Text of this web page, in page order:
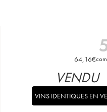
64,16€
VENDU
VINS IDENTIQUES EN